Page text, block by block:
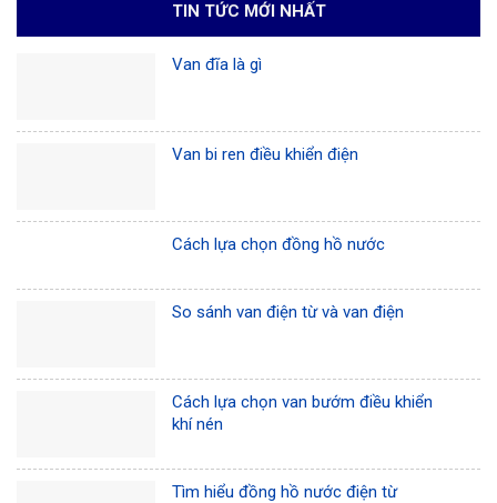
TIN TỨC MỚI NHẤT
Van đĩa là gì
Van bi ren điều khiển điện
Cách lựa chọn đồng hồ nước
So sánh van điện từ và van điện
Cách lựa chọn van bướm điều khiển
khí nén
Tìm hiểu đồng hồ nước điện từ